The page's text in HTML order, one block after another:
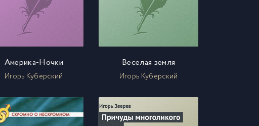
Америка-Ночки
Игорь Куберский
Веселая земля
Игорь Куберский